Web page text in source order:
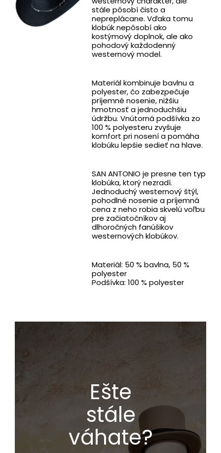
stále pôsobí čisto a
nepreplácane. Vďaka tomu
klobúk nepôsobí ako
kostýmový doplnok, ale ako
pohodový každodenný
westernový model.
Materiál kombinuje bavlnu a
polyester, čo zabezpečuje
príjemné nosenie, nižšiu
hmotnosť a jednoduchšiu
údržbu. Vnútorná podšívka zo
100 % polyesteru zvyšuje
komfort pri nosení a pomáha
klobúku lepšie sedieť na hlave.
SAN ANTONIO je presne ten typ
klobúka, ktorý nezradí.
Jednoduchý westernový štýl,
pohodlné nosenie a príjemná
cena z neho robia skvelú voľbu
pre začiatočníkov aj
dlhoročných fanúšikov
westernových klobúkov.
Materiál: 50 % bavlna, 50 %
polyester
Podšívka: 100 % polyester
Ešte
stále
váhate?